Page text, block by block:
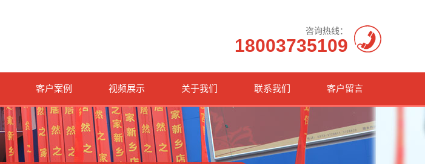
咨询热线：
18003735109
客户案例 视频展示 关于我们 联系我们 客户留言